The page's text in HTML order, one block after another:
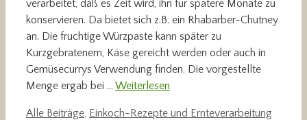
verarbeitet, daß es Zeit wird, ihn für spätere Monate zu
konservieren. Da bietet sich z.B. ein Rhabarber-Chutney
an. Die fruchtige Würzpaste kann später zu
Kurzgebratenem, Käse gereicht werden oder auch in
Gemüsecurrys Verwendung finden. Die vorgestellte
Menge ergab bei … Weiterlesen
Kategorien
Alle Beiträge, Einkoch-Rezepte und Ernteverarbeitung